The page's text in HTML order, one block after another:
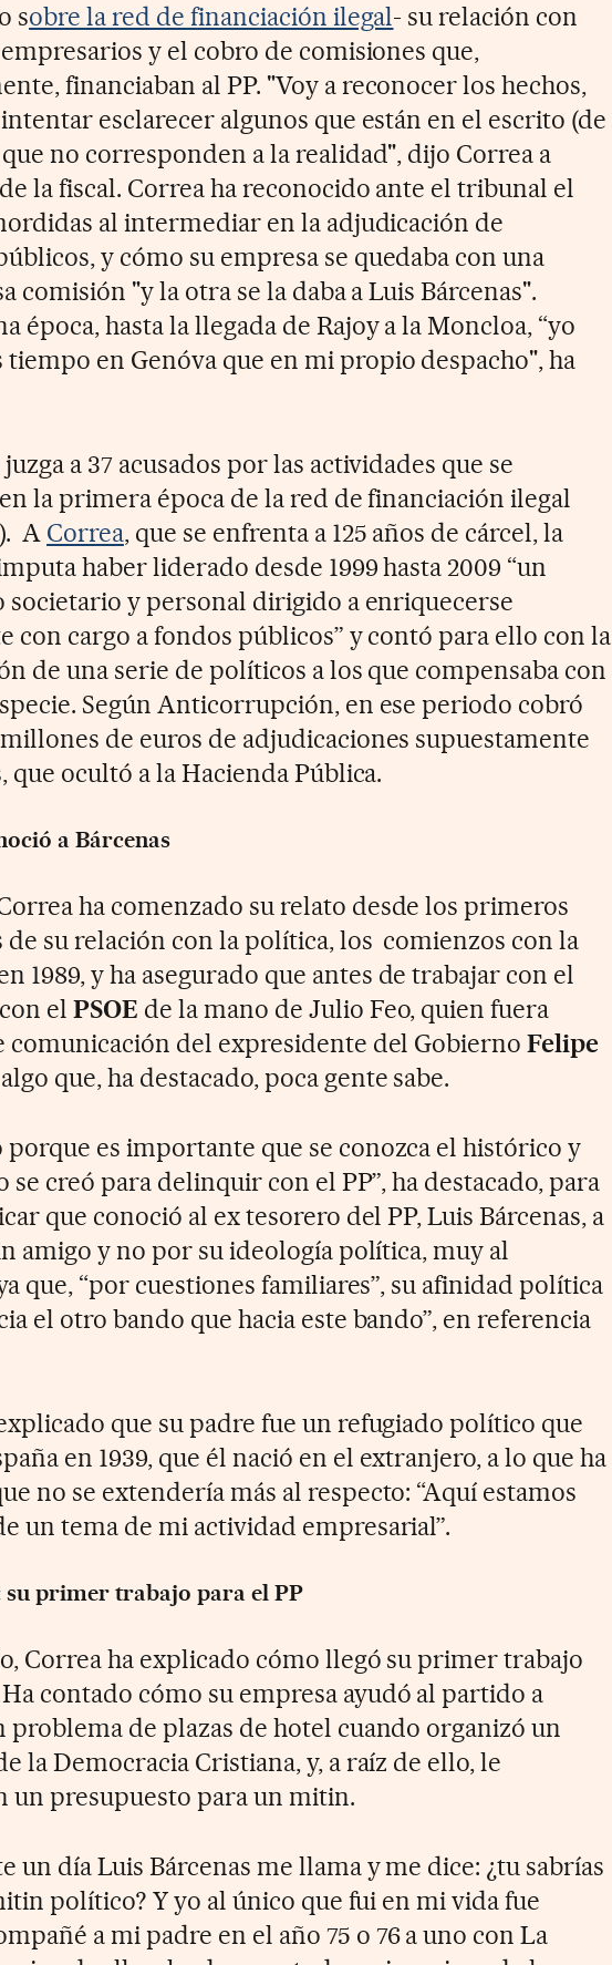
sobre la red de financiación ilegal- su relación con
y el cobro de comisiones que,
financiaban al PP. "Voy a reconocer los hechos,
esclarecer algunos que están en el escrito (de
no corresponden a la realidad", dijo Correa a
la fiscal. Correa ha reconocido ante el tribunal el
al intermediar en la adjudicación de
y cómo su empresa se quedaba con una
comisión "y la otra se la daba a Luis Bárcenas".
época, hasta la llegada de Rajoy a la Moncloa, “yo
tiempo en Genóva que en mi propio despacho", ha
a 37 acusados por las actividades que se
la primera época de la red de financiación ilegal
A Correa, que se enfrenta a 125 años de cárcel, la
haber liderado desde 1999 hasta 2009 “un
societario y personal dirigido a enriquecerse
con cargo a fondos públicos” y contó para ello con la
de una serie de políticos a los que compensaba con
Según Anticorrupción, en ese periodo cobró
de euros de adjudicaciones supuestamente
que ocultó a la Hacienda Pública.
a Bárcenas
ha comenzado su relato desde los primeros
su relación con la política, los comienzos con la
1989, y ha asegurado que antes de trabajar con el
el PSOE de la mano de Julio Feo, quien fuera
comunicación del expresidente del GobiernoFelipe
algo que, ha destacado, poca gente sabe.
porque es importante que se conozca el histórico y
se creó para delinquir con el PP”, ha destacado, para
que conoció al ex tesorero del PP, Luis Bárcenas, a
amigo y no por su ideología política, muy al
que, “por cuestiones familiares”, su afinidad política
el otro bando que hacia este bando”, en referencia
que su padre fue un refugiado político que
en 1939, que él nació en el extranjero, a lo que ha
no se extendería más al respecto: “Aquí estamos
un tema de mi actividad empresarial”.
su primer trabajo para el PP
Correa ha explicado cómo llegó su primer trabajo
Ha contado cómo su empresa ayudó al partido a
problema de plazas de hotel cuando organizó un
la Democracia Cristiana, y, a raíz de ello, le
un presupuesto para un mitin.
un día Luis Bárcenas me llama y me dice: ¿tu sabrías
político? Y yo al único que fui en mi vida fue
a mi padre en el año 75 o 76 a uno con La